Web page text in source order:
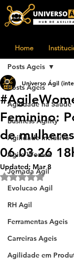
Home
Posts Ageis
Agilidade na Saude
Business Agility
Agilidade Inclusiva
Agile Women
Jornada Agil
Evolucao Agil
RH Agil
Ferramentas Ageis
Carreiras Ageis
Agilidade em
Posts Ageis
Feminino:
de
06.03.26
Universo Ágil
Updated: Mar 8
Rated NaN out